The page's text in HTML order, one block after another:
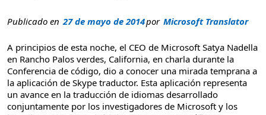
Publicado en 27 de mayo de 2014por Microsoft Translator
A principios de esta noche, el CEO de Microsoft Satya Nadella
en Rancho Palos verdes, California, en charla durante la
Conferencia de código, dio a conocer una mirada temprana a
la aplicación de Skype traductor. Esta aplicación representa
un avance en la traducción de idiomas desarrollado
conjuntamente por los investigadores de Microsoft y los